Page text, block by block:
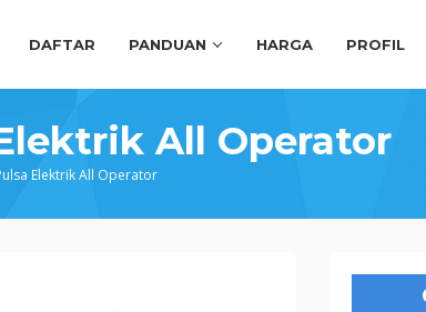
DAFTAR PANDUAN HARGA PROFIL
All Operator
Elektrik All Operator